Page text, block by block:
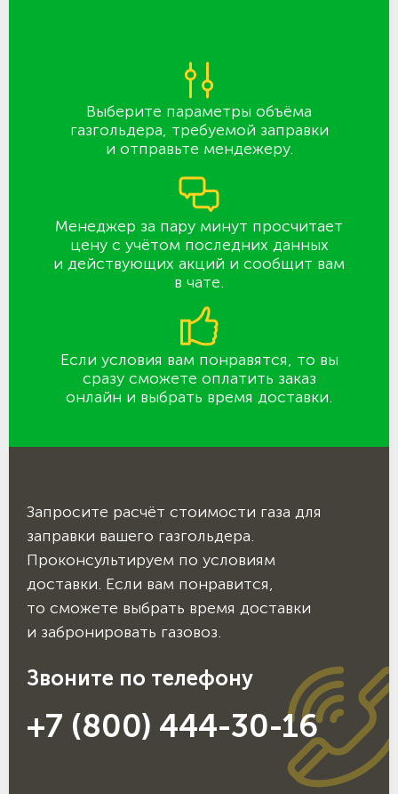
Выберите параметры объёма
газгольдера, требуемой заправки
и отправьте мендежеру.
Менеджер за пару минут просчитает
цену с учётом последних данных
и действующих акций и сообщит вам
в чате.
Если условия вам понравятся, то вы
сразу сможете оплатить заказ
онлайн и выбрать время доставки.
Запросите расчёт стоимости газа для
заправки вашего газгольдера.
Проконсультируем по условиям
доставки. Если вам понравится,
то сможете выбрать время доставки
и забронировать газовоз.
Звоните по телефону
+7 (800) 444-30-16